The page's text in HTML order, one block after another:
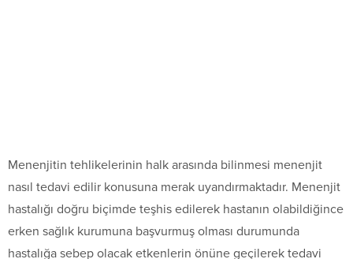
Menenjitin tehlikelerinin halk arasında bilinmesi menenjit
nasıl tedavi edilir konusuna merak uyandırmaktadır. Menenjit
hastalığı doğru biçimde teşhis edilerek hastanın olabildiğince
erken sağlık kurumuna başvurmuş olması durumunda
hastalığa sebep olacak etkenlerin önüne geçilerek tedavi